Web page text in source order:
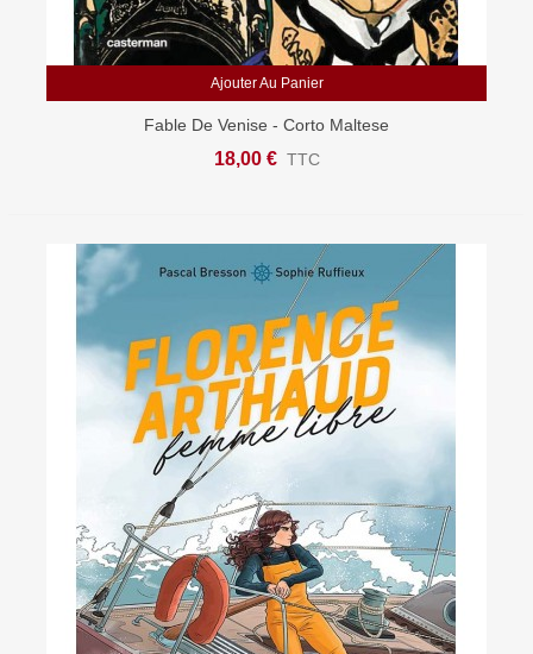
Ajouter Au Panier
Fable De Venise - Corto Maltese
18,00 € TTC